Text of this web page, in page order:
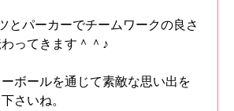
とパーカーでチームワークの良さ
ってきます＾＾♪
ボールを通じて素敵な思い出を
さいね。